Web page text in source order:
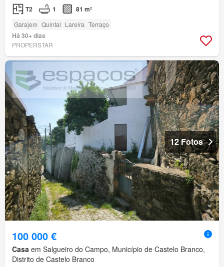
T2 1 81 m²
Garajem Quintal Lareira Terraço
Há 30+ dias
PROPERSTAR
12 Fotos
100 000 €
Casa em Salgueiro do Campo, Município de Castelo Branco,
Distrito de Castelo Branco